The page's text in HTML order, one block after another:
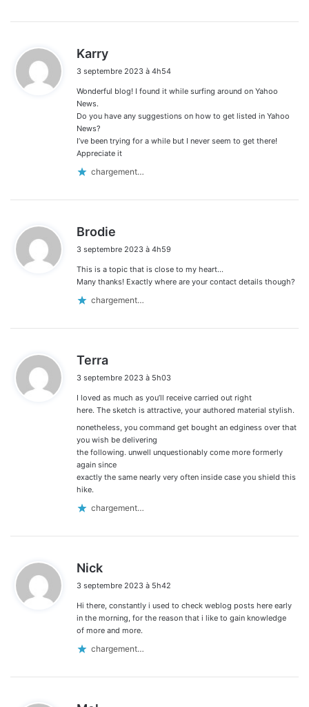
Karry
t
3 septembre 2023 à 4h54
Wonderful blog! I found it while surfing around on Yahoo
News.
Do you have any suggestions on how to get listed in Yahoo
News?
I’ve been trying for a while but I never seem to get there!
Appreciate it
chargement…
Brodie
t
:
3 septembre 2023 à 4h59
This is a topic that is close to my heart…
Many thanks! Exactly where are your contact details though?
chargement…
Terra
t
:
3 septembre 2023 à 5h03
I loved as much as you’ll receive carried out right
here. The sketch is attractive, your authored material stylish.
nonetheless, you command get bought an edginess over that
you wish be delivering
the following. unwell unquestionably come more formerly
again since
exactly the same nearly very often inside case you shield this
hike.
chargement…
Nick
t
:
3 septembre 2023 à 5h42
Hi there, constantly i used to check weblog posts here early
in the morning, for the reason that i like to gain knowledge
of more and more.
chargement…